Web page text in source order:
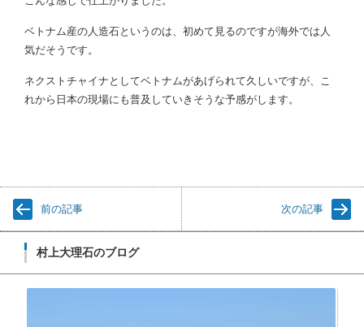
ベトナム産の人造石というのは、初めて見るのですが海外では人
気だそうです。
ネクストチャイナとしてベトナムがあげられて久しいですが、こ
れから日本の現場にも普及していきそうな予感がします。
前の記事 次の記事
村上大理石のブログ